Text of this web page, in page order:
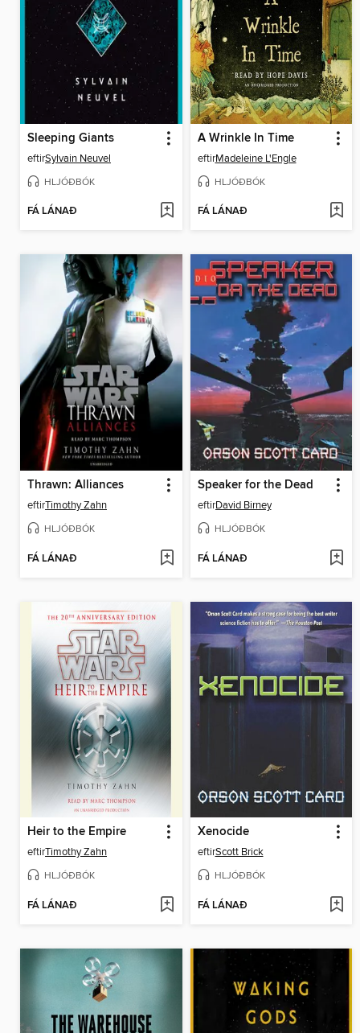
Sleeping Giants
eftirSylvain Neuvel
HLJÓÐBÓK
FÁ LÁNAÐ
A Wrinkle In Time
eftirMadeleine L'Engle
HLJÓÐBÓK
FÁ LÁNAÐ
Thrawn: Alliances
eftirTimothy Zahn
HLJÓÐBÓK
FÁ LÁNAÐ
Speaker for the Dead
eftirDavid Birney
HLJÓÐBÓK
FÁ LÁNAÐ
Heir to the Empire
eftirTimothy Zahn
HLJÓÐBÓK
FÁ LÁNAÐ
Xenocide
eftirScott Brick
HLJÓÐBÓK
FÁ LÁNAÐ